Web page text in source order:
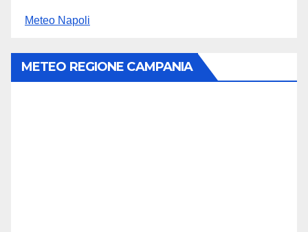
Meteo Napoli
METEO REGIONE CAMPANIA